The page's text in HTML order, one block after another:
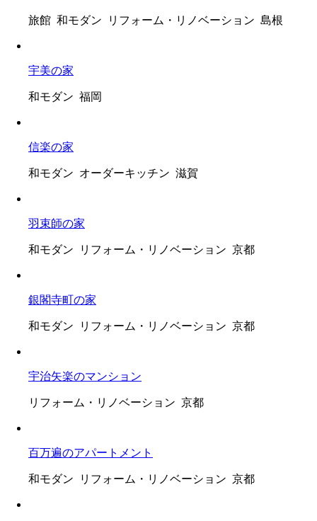
旅館 和モダン リフォーム・リノベーション 島根
宇美の家
和モダン 福岡
信楽の家
和モダン オーダーキッチン 滋賀
羽束師の家
和モダン リフォーム・リノベーション 京都
銀閣寺町の家
和モダン リフォーム・リノベーション 京都
宇治矢楽のマンション
リフォーム・リノベーション 京都
百万遍のアパートメント
和モダン リフォーム・リノベーション 京都